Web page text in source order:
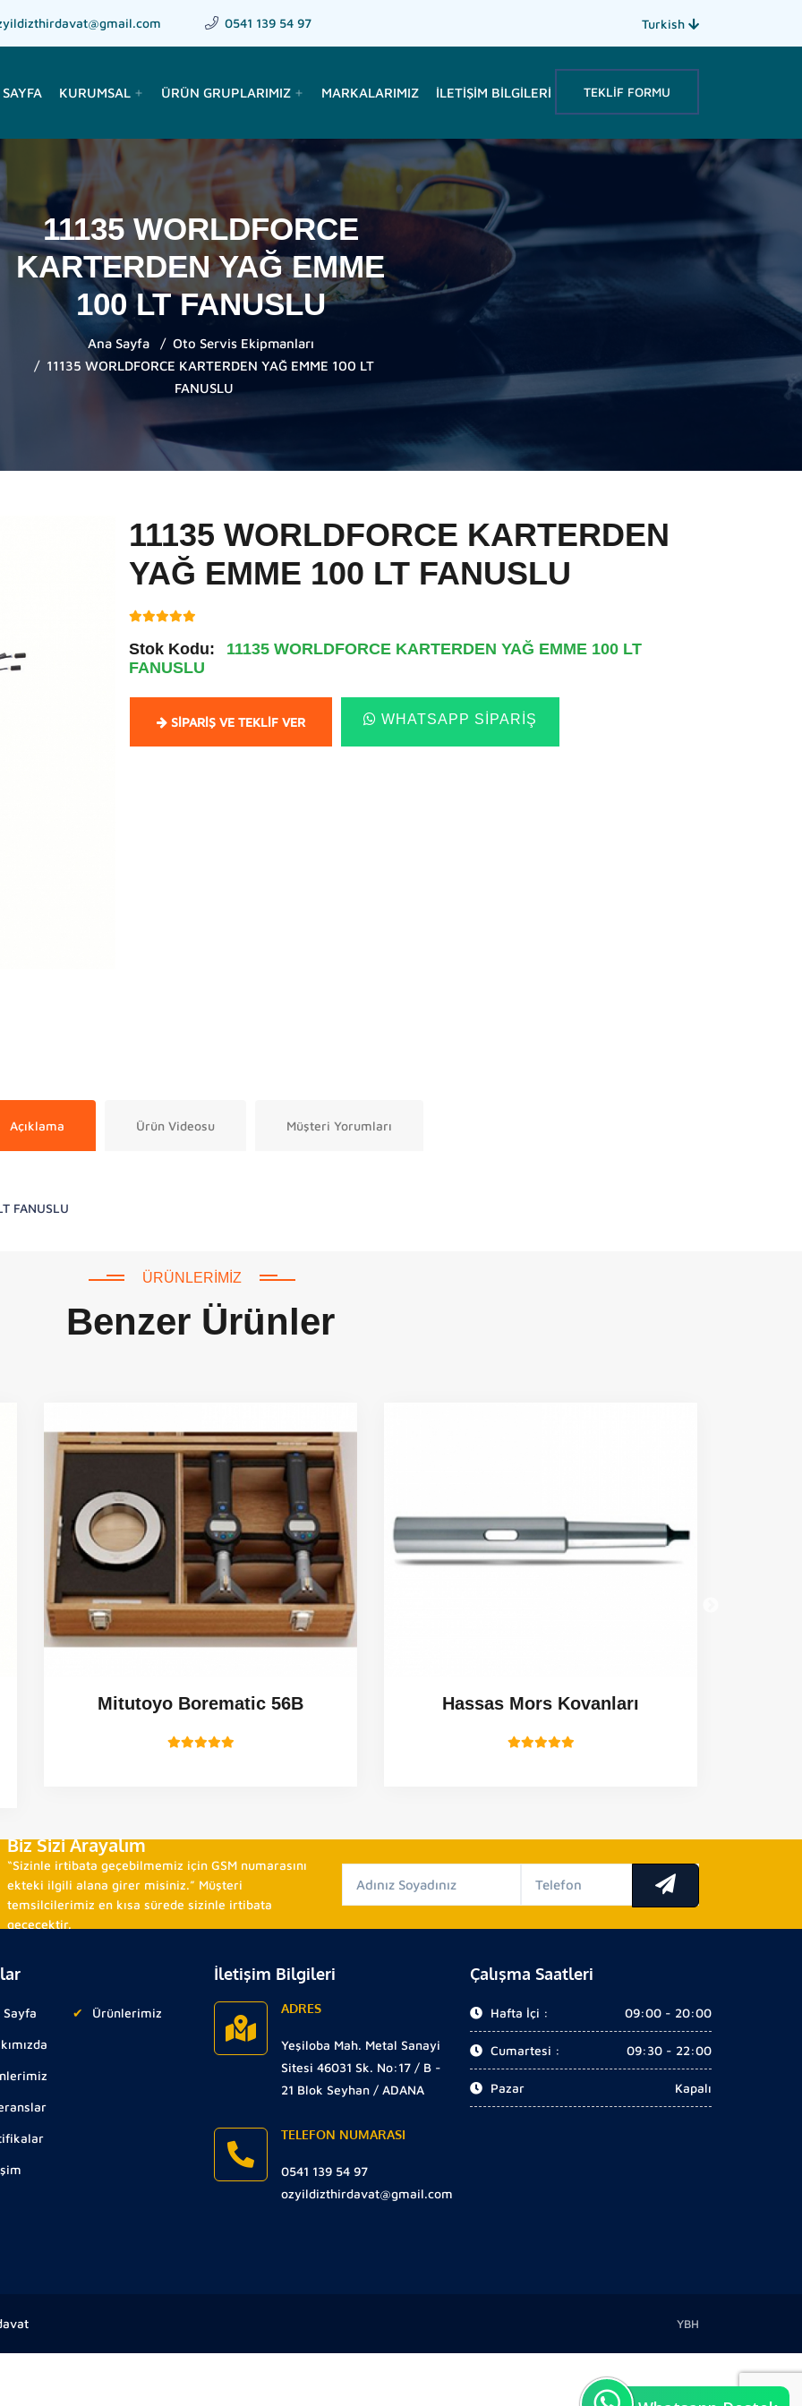
0541 139 54 97 Turkish
TEKLIF FORMU
KURUMSAL add ÜRÜN GRUPLARIMIZ add MARKALARIMIZ İLETIŞIM BILGILERI
11135 WORLDFORCE
KARTERDEN YAĞ EMME
100 LT FANUSLU
Ana Sayfa
Oto Servis Ekipmanları
11135 WORLDFORCE KARTERDEN YAĞ EMME 100 LT
FANUSLU
11135 WORLDFORCE KARTERDEN
YAĞ EMME 100 LT FANUSLU
Stok Kodu:
11135 WORLDFORCE KARTERDEN YAĞ EMME 100 LT
FANUSLU
SIPARIŞ VE TEKLIF VER WHATSAPP SIPARIŞ
Açıklama Ürün Videosu Müşteri Yorumları
FANUSLU
ÜRÜNLERIMIZ
Benzer Ürünler
Mitutoyo Borematic 56B Hassas Mors Kovanları
Biz Sizi Arayalım
“Sizinle irtibata geçebilmemiz için GSM numarasını
ekteki ilgili alana girer misiniz.” Müşteri
temsilcilerimiz en kısa sürede sizinle irtibata
geçecektir.
Sayfa Ürünlerimiz
İletişim Bilgileri
ADRES
Yeşiloba Mah. Metal Sanayi
Sitesi 46031 Sk. No:17 / B -
21 Blok Seyhan / ADANA
TELEFON NUMARASI
0541 139 54 97
ozyildizthirdavat@gmail.com
Çalışma Saatleri
Hafta İçi : 09:00 - 20:00
Cumartesi : 09:30 - 22:00
Pazar Kapalı
YBH